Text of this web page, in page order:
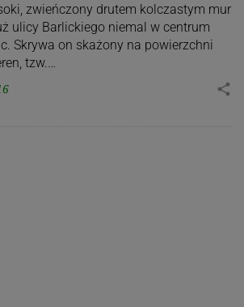
zwieńczony drutem kolczastym mur
ulicy Barlickiego niemal w centrum
Skrywa on skażony na powierzchni
tzw.…
share